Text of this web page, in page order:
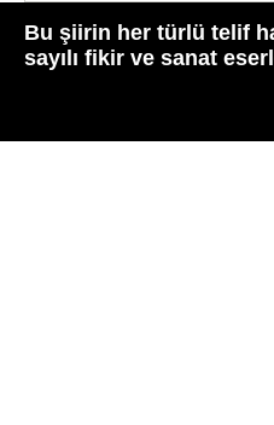
Bu şiirin her türlü telif
sayılı fikir ve sanat